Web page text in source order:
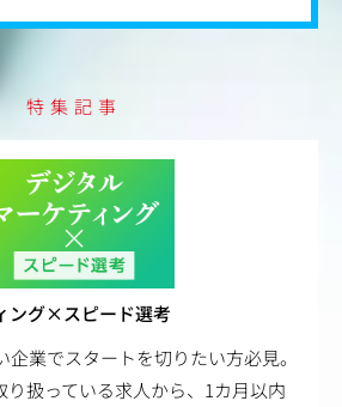
特集記事
ング×スピード選考
業でスタートを切りたい方必見。
り扱っている求人から、1カ月以内